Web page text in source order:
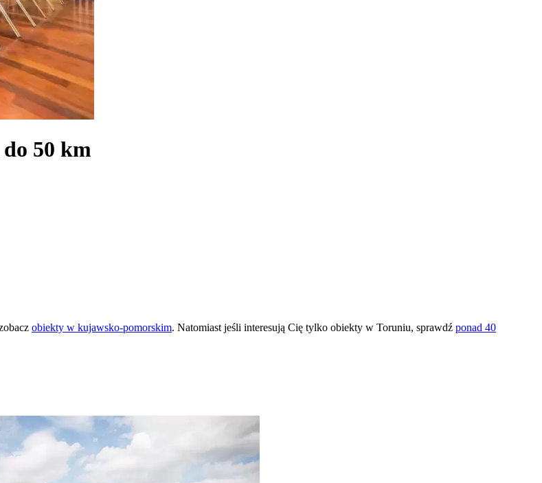
50 km
obiekty w kujawsko-pomorskim. Natomiast jeśli interesują Cię tylko obiekty w Toruniu, sprawdź ponad 40